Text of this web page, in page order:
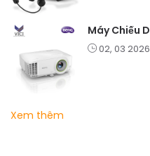
02, 03 2026
Xem thêm